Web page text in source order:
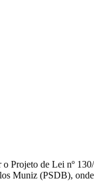
Projeto de Lei nº
Muniz (PSDB),